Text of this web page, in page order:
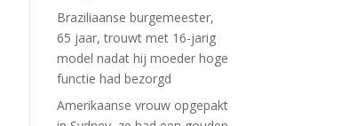
Braziliaanse burgemeester,
65 jaar, trouwt met 16-jarig
model nadat hij moeder hoge
functie had bezorgd
Amerikaanse vrouw opgepakt